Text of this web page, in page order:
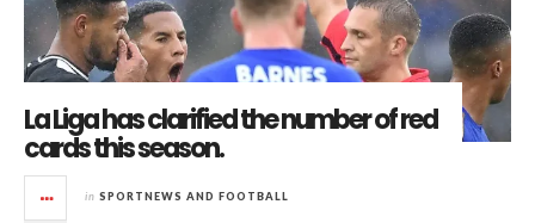
La Liga has clarified the number of red
cards this season.
in SPORTNEWS AND FOOTBALL